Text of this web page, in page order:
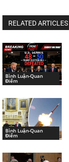
RELATED ARTICLES
Bình Luận-Quan
Điểm
Bình Luận-Quan
Điểm